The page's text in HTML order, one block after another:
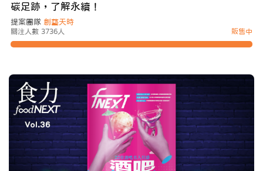
碳足跡，了解永續！
提案團隊 創藝天時
關注人數 3736人 販售中